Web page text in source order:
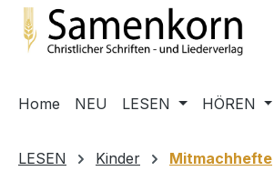
Hauptinhalt springen
Zur Suche springen
Zur Hauptnavigation springen
Home NEU LESEN HÖREN
LESEN Kinder Mitmachhefte